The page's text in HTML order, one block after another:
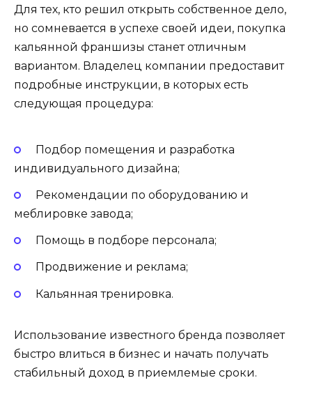
Для тех, кто решил открыть собственное дело,
но сомневается в успехе своей идеи, покупка
кальянной франшизы станет отличным
вариантом. Владелец компании предоставит
подробные инструкции, в которых есть
следующая процедура:
Подбор помещения и разработка
индивидуального дизайна;
Рекомендации по оборудованию и
меблировке завода;
Помощь в подборе персонала;
Продвижение и реклама;
Кальянная тренировка.
Использование известного бренда позволяет
быстро влиться в бизнес и начать получать
стабильный доход в приемлемые сроки.